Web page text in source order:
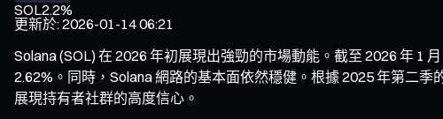
SOL2.2%
更新於:2026-01-14 06:21
Solana (SOL) 在 2026 年初展現出強勁的市場動能。截至 2026 年 1
2.62%。同時，Solana 網路的基本面依然穩健。根據 2025 年第二
展現持有者社群的高度信心。